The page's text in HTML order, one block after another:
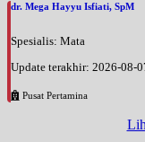
dr. Mega Hayyu Isfiati, SpM
Spesialis: Mata
Update terakhir: 2026-08-
Pusat Pertamina